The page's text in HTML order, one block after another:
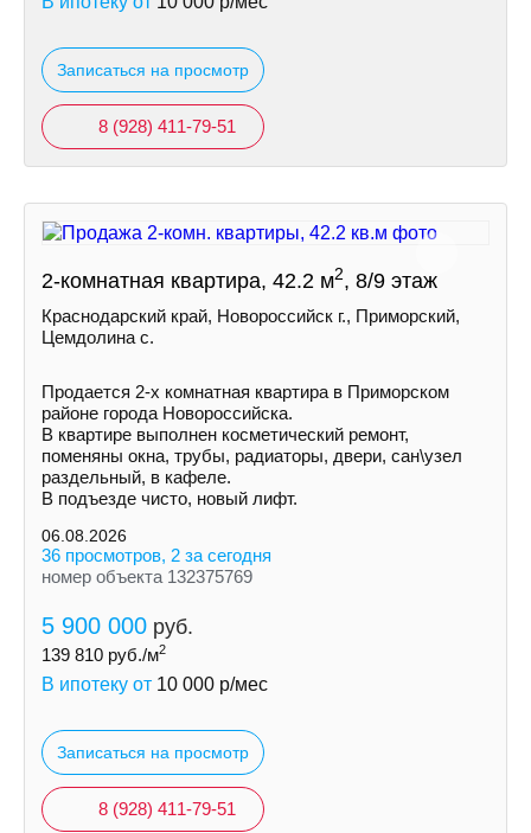
Записаться на просмотр
8 (928) 411-79-51
2-комнатная квартира, 42.2 м2, 8/9 этаж
Краснодарский край, Новороссийск г., Приморский,
Цемдолина с.
Продается 2-х комнатная квартира в Приморском
районе города Новороссийска.
В квартире выполнен косметический ремонт,
поменяны окна, трубы, радиаторы, двери, сан\узел
раздельный, в кафеле.
В подъезде чисто, новый лифт.
06.08.2026
36 просмотров, 2 за сегодня
номер объекта 132375769
5 900 000 руб.
139 810 руб./м2
В ипотеку от 10 000 р/мес
Записаться на просмотр
8 (928) 411-79-51